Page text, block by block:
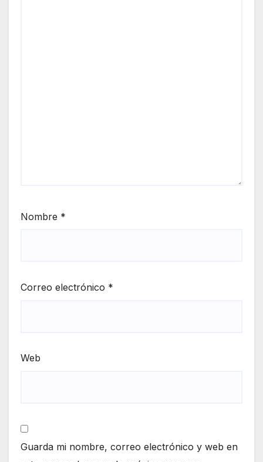
Nombre *
Correo electrónico *
Web
Guarda mi nombre, correo electrónico y web en